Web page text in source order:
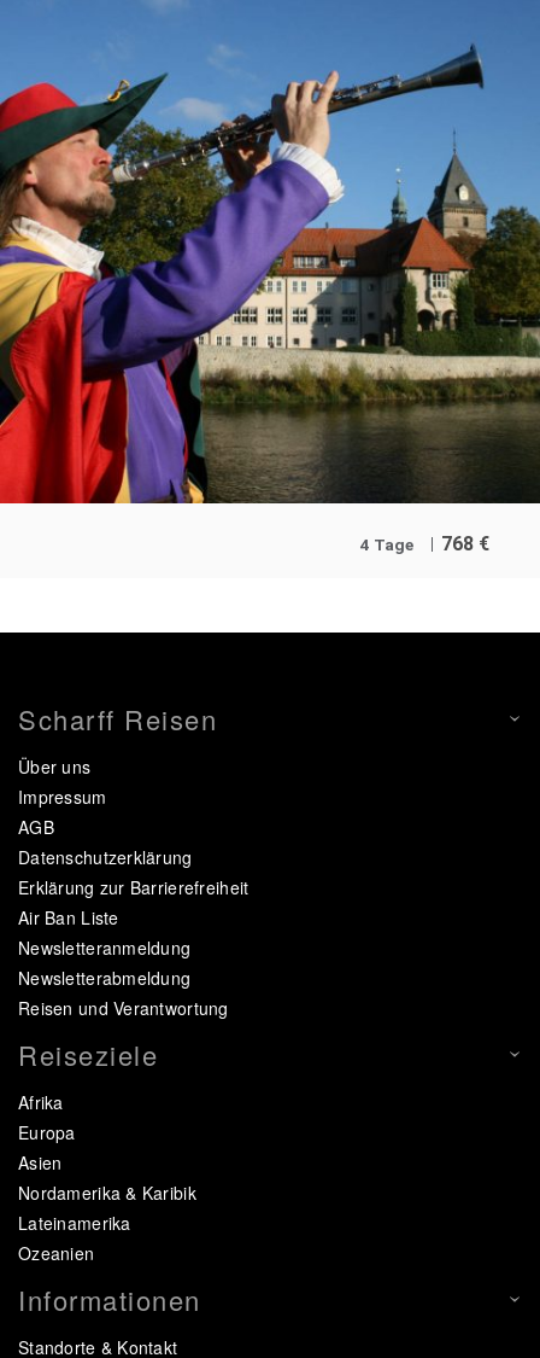
4 Tage 768 €
Scharff Reisen
Über uns
Impressum
AGB
Datenschutzerklärung
Erklärung zur Barrierefreiheit
Air Ban Liste
Newsletteranmeldung
Newsletterabmeldung
Reisen und Verantwortung
Reiseziele
Afrika
Europa
Asien
Nordamerika & Karibik
Lateinamerika
Ozeanien
Informationen
Standorte & Kontakt